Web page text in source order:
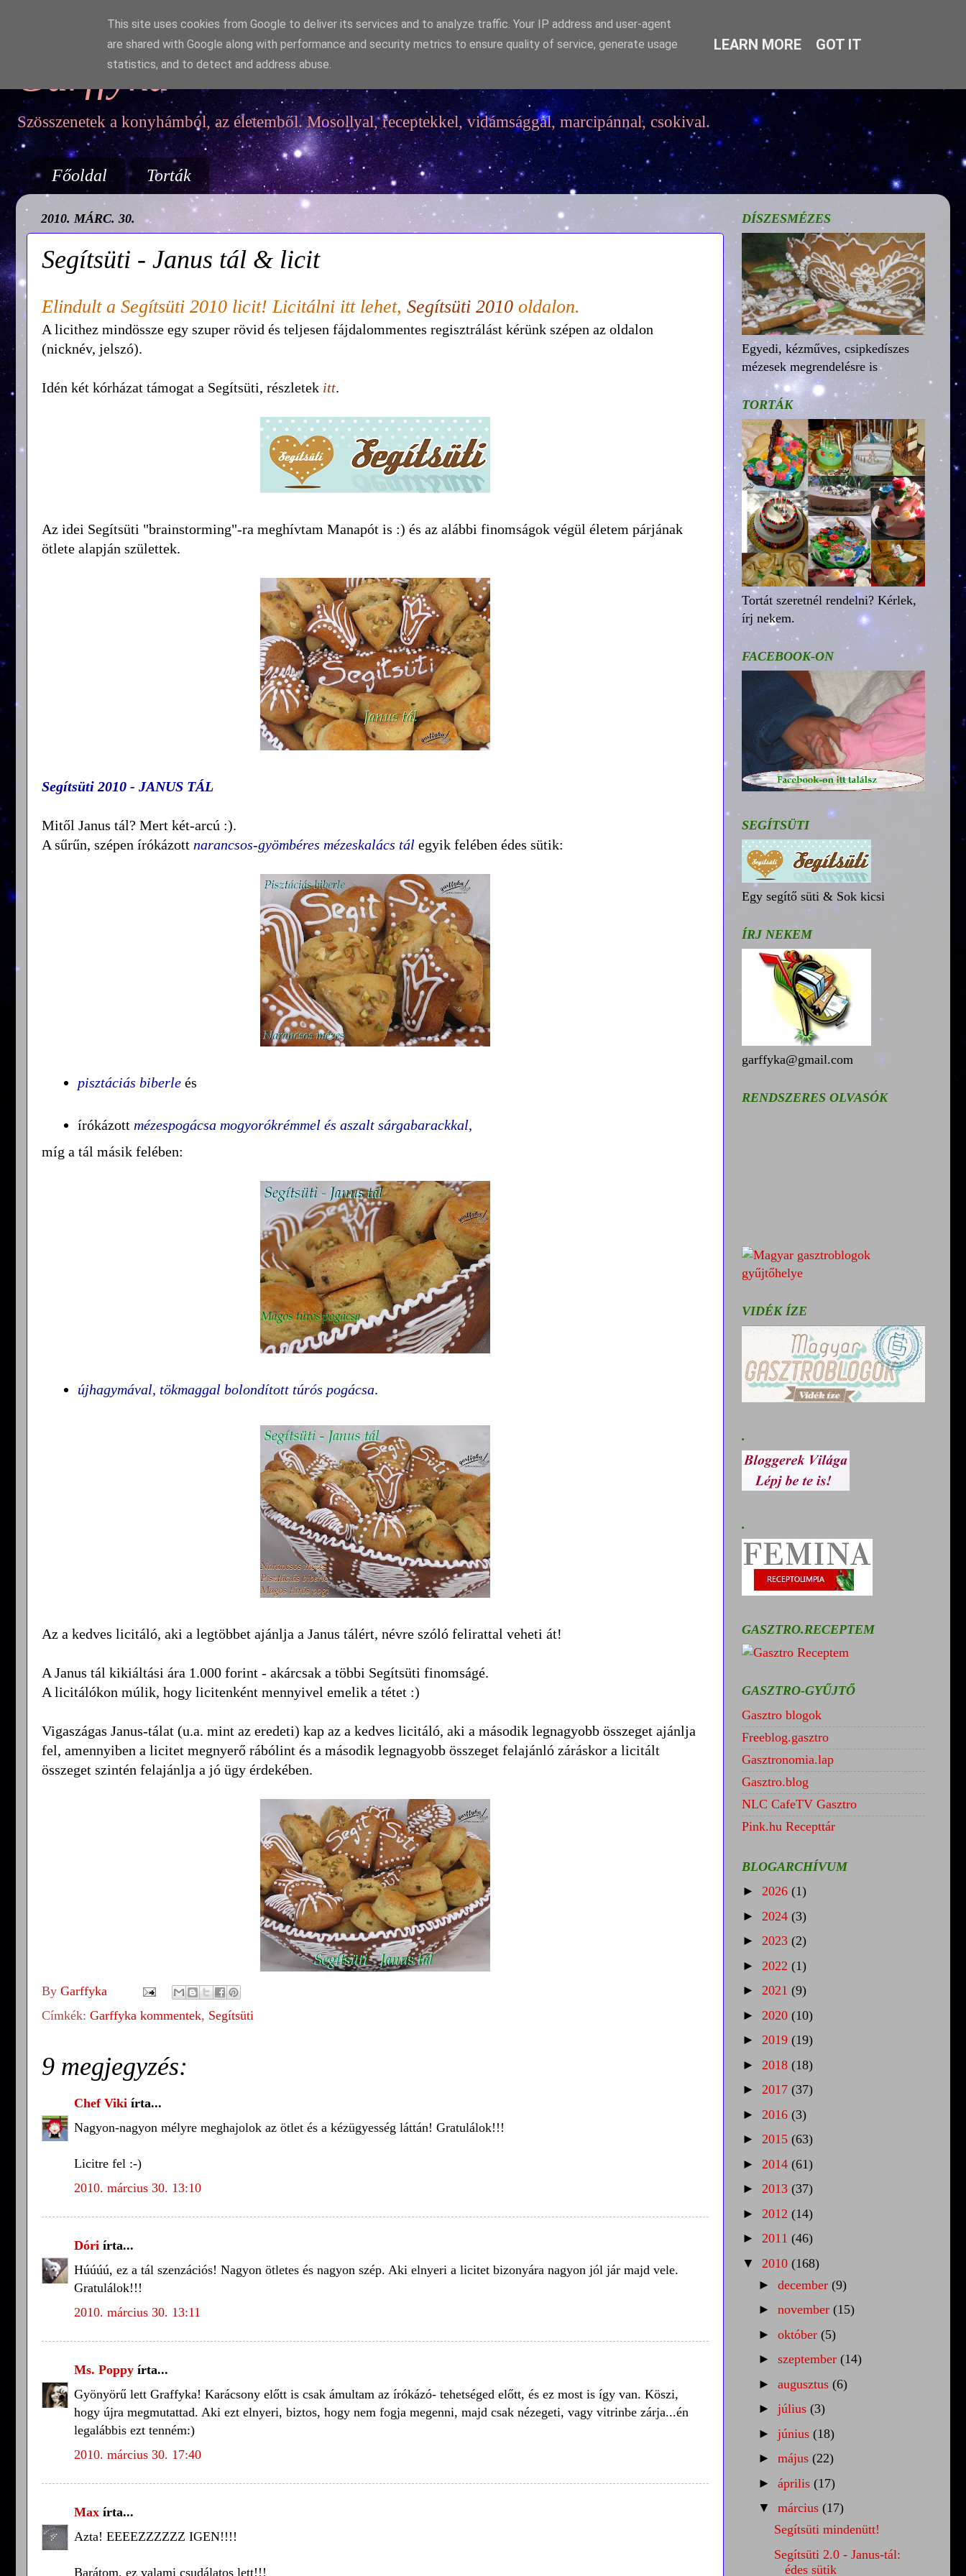
Garffyka
Szösszenetek a konyhámból, az életemből. Mosollyal, receptekkel, vidámsággal, marcipánnal, csokival.
Főoldal Torták
2010. MÁRC. 30.
Segítsüti - Janus tál & licit
Elindult a Segítsüti 2010 licit! Licitálni itt lehet, Segítsüti 2010 oldalon.
A licithez mindössze egy szuper rövid és teljesen fájdalommentes regisztrálást kérünk szépen az oldalon
(nicknév, jelszó).
Idén két kórházat támogat a Segítsüti, részletek itt.
Az idei Segítsüti "brainstorming"-ra meghívtam Manapót is :) és az alábbi finomságok végül életem párjának
ötlete alapján születtek.
Segítsüti 2010 - JANUS TÁL
Mitől Janus tál? Mert két-arcú :).
A sűrűn, szépen írókázott narancsos-gyömbéres mézeskalács tál egyik felében édes sütik:
pisztáciás biberleés
írókázott mézespogácsa mogyorókrémmel és aszalt sárgabarackkal,
míg a tál másik felében:
újhagymával, tökmaggal bolondított túrós pogácsa.
Az a kedves licitáló, aki a legtöbbet ajánlja a Janus tálért, névre szóló felirattal veheti át!
A Janus tál kikiáltási ára 1.000 forint - akárcsak a többi Segítsüti finomságé.
A licitálókon múlik, hogy licitenként mennyivel emelik a tétet :)
Vigaszágas Janus-tálat (u.a. mint az eredeti) kap az a kedves licitáló, aki a második legnagyobb összeget ajánlja
fel, amennyiben a licitet megnyerő rábólint és a második legnagyobb összeget felajánló záráskor a licitált
összeget szintén felajánlja a jó ügy érdekében.
By Garffyka
Címkék: Garffyka kommentek, Segítsüti
9 megjegyzés:
Chef Viki írta...
Nagyon-nagyon mélyre meghajolok az ötlet és a kézügyesség láttán! Gratulálok!!!
Licitre fel :-)
2010. március 30. 13:10
Dóri írta...
Húúúú, ez a tál szenzációs! Nagyon ötletes és nagyon szép. Aki elnyeri a licitet bizonyára nagyon jól jár majd vele.
Gratulálok!!!
2010. március 30. 13:11
Ms. Poppy írta...
Gyönyörű lett Graffyka! Karácsony előtt is csak ámultam az írókázó- tehetséged előtt, és ez most is így van. Köszi,
hogy újra megmutattad. Aki ezt elnyeri, biztos, hogy nem fogja megenni, majd csak nézegeti, vagy vitrinbe zárja...én
legalábbis ezt tenném:)
2010. március 30. 17:40
Max írta...
Azta! EEEEZZZZZZ IGEN!!!!
Barátom, ez valami csudálatos lett!!!
DÍSZESMÉZES
Egyedi, kézműves, csipkedíszes
mézesek megrendelésre is
TORTÁK
Tortát szeretnél rendelni? Kérlek,
írj nekem.
FACEBOOK-ON
SEGÍTSÜTI
Egy segítő süti & Sok kicsi
ÍRJ NEKEM
garffyka@gmail.com
RENDSZERES OLVASÓK
VIDÉK ÍZE
.
.
GASZTRO.RECEPTEM
GASZTRO-GYŰJTŐ
Gasztro blogok
Freeblog.gasztro
Gasztronomia.lap
Gasztro.blog
NLC CafeTV Gasztro
Pink.hu Recepttár
BLOGARCHÍVUM
► 2026 (1)
► 2024 (3)
► 2023 (2)
► 2022 (1)
► 2021 (9)
► 2020 (10)
► 2019 (19)
► 2018 (18)
► 2017 (37)
► 2016 (3)
► 2015 (63)
► 2014 (61)
► 2013 (37)
► 2012 (14)
► 2011 (46)
▼ 2010 (168)
► december (9)
► november (15)
► október (5)
► szeptember (14)
► augusztus (6)
► július (3)
► június (18)
► május (22)
► április (17)
▼ március (17)
Segítsüti mindenütt!
Segítsüti 2.0 - Janus-tál:
édes sütik
This site uses cookies from Google to deliver its services and to analyze traffic. Your IP address and user-agent
are shared with Google along with performance and security metrics to ensure quality of service, generate usage
statistics, and to detect and address abuse.
LEARN MORE GOT IT